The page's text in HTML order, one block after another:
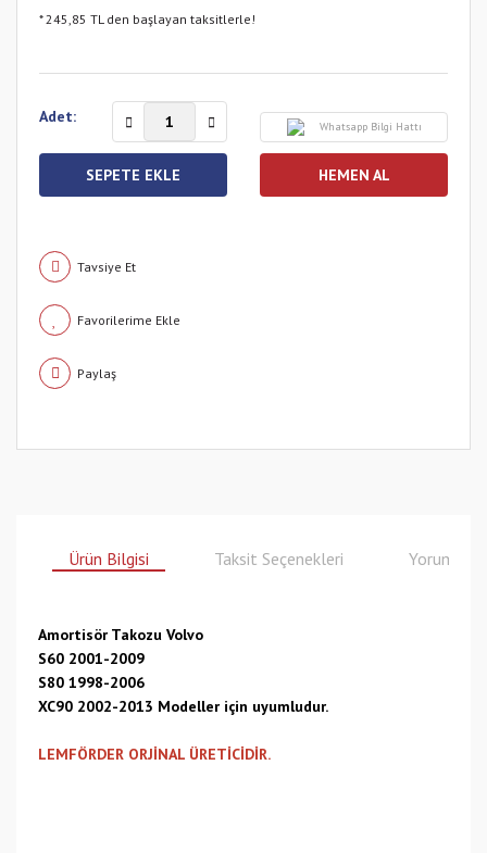
* 245,85 TL den başlayan taksitlerle!
Adet:
Whatsapp Bilgi Hattı
SEPETE EKLE HEMEN AL
Tavsiye Et
Paylaş
Ürün Bilgisi Taksit Seçenekleri Yorumlar
Amortisör Takozu Volvo
S60 2001-2009
S80 1998-2006
XC90 2002-2013 Modeller için uyumludur.
LEMFÖRDER ORJİNAL ÜRETİCİDİR.